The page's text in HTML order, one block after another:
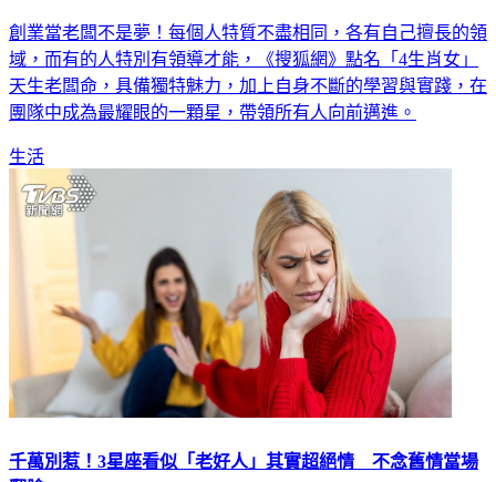
創業當老闆不是夢！每個人特質不盡相同，各有自己擅長的領
域，而有的人特別有領導才能，《搜狐網》點名「4生肖女」
天生老闆命，具備獨特魅力，加上自身不斷的學習與實踐，在
團隊中成為最耀眼的一顆星，帶領所有人向前邁進。
生活
千萬別惹！3星座看似「老好人」其實超絕情 不念舊情當場